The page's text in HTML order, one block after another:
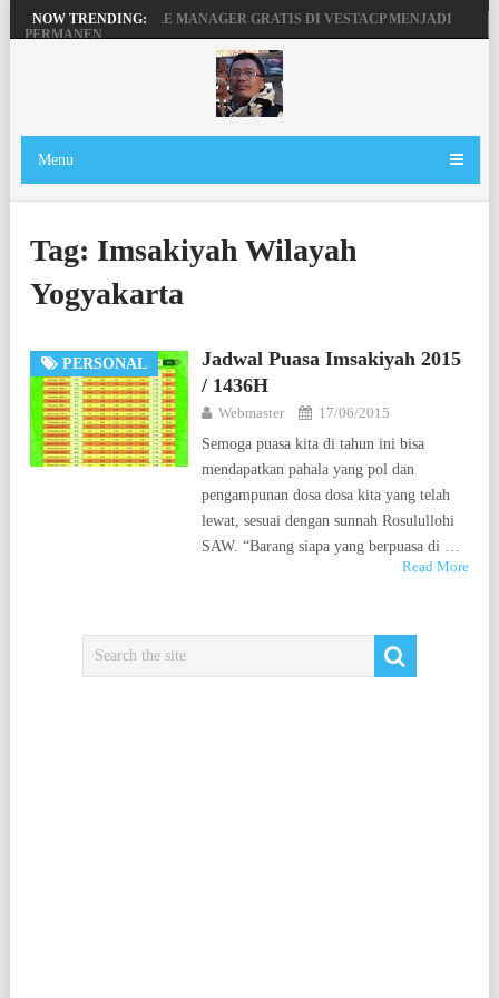
NOW TRENDING:
MENGAKTIFKAN FILE MANAGER GRATIS DI VESTACP MENJADI
PERMANEN
PENGERTIAN DOMAIN, SERVER DAN HOSTING
BEKERJA, BERMAIN DENGAN LAPTOP HP PAVILION X360
Menu
Tag: Imsakiyah Wilayah
Yogyakarta
PERSONAL
Jadwal Puasa Imsakiyah 2015
/ 1436H
Webmaster
17/06/2015
Semoga puasa kita di tahun ini bisa
mendapatkan pahala yang pol dan
pengampunan dosa dosa kita yang telah
lewat, sesuai dengan sunnah Rosulullohi
SAW. “Barang siapa yang berpuasa di …
Read More